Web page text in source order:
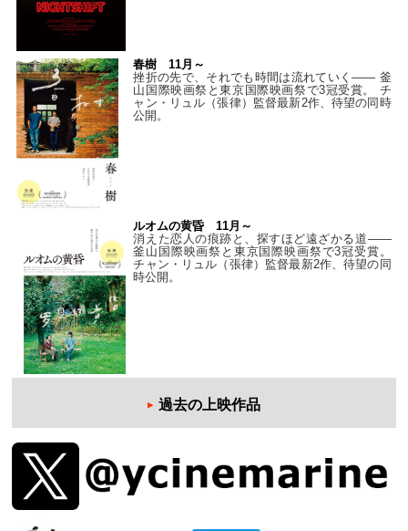
春樹 11月～
挫折の先で、それでも時間は流れていく—— 釜
山国際映画祭と東京国際映画祭で3冠受賞。 チ
ャン・リュル（張律）監督最新2作、待望の同時
公開。
ルオムの黄昏 11月～
消えた恋人の痕跡と、探すほど遠ざかる道——
釜山国際映画祭と東京国際映画祭で3冠受賞。
チャン・リュル（張律）監督最新2作、待望の同
時公開。
過去の上映作品